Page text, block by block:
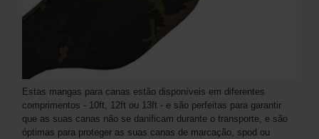
Estas mangas para canas estão disponíveis em diferentes
comprimentos - 10ft, 12ft ou 13ft - e são perfeitas para garantir
que as suas canas não se danificam durante o transporte, e são
óptimas para proteger as suas canas de marcação, spod ou